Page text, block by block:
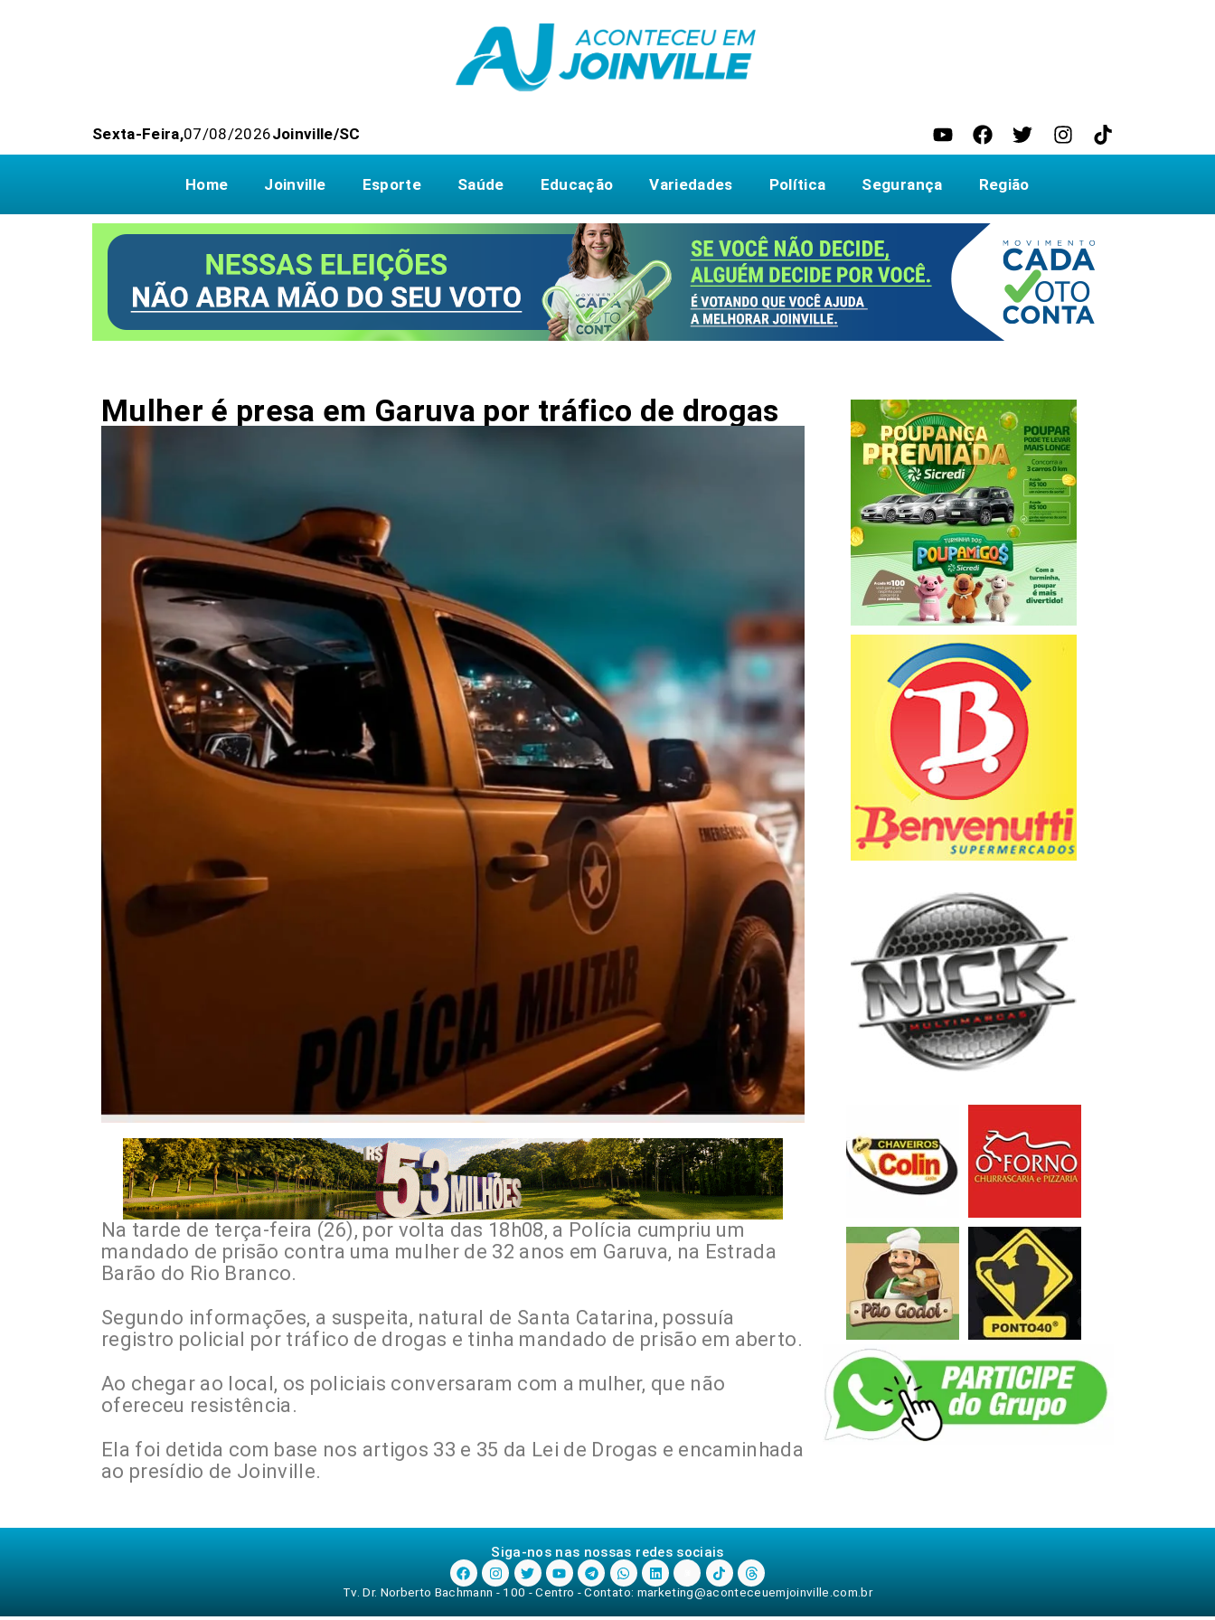
Sexta-Feira,07/08/2026Joinville/SC
Home Joinville Esporte Saúde Educação Variedades Política Segurança Região
Mulher é presa em Garuva por tráfico de drogas
Na tarde de terça-feira (26), por volta das 18h08, a Polícia cumpriu um
mandado de prisão contra uma mulher de 32 anos em Garuva, na Estrada
Barão do Rio Branco.
Segundo informações, a suspeita, natural de Santa Catarina, possuía
registro policial por tráfico de drogas e tinha mandado de prisão em aberto.
Ao chegar ao local, os policiais conversaram com a mulher, que não
ofereceu resistência.
Ela foi detida com base nos artigos 33 e 35 da Lei de Drogas e encaminhada
ao presídio de Joinville.
Siga-nos nas nossas redes sociais
Tv. Dr. Norberto Bachmann - 100 - Centro - Contato: marketing@aconteceuemjoinville.com.br